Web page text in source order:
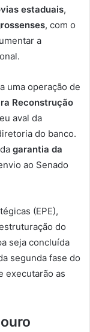
estaduais,
, com o
a
uma operação de
Reconstrução
aval da
do banco.
garantia da
ao Senado
(EPE),
do
seja concluída
segunda fase do
executarão as